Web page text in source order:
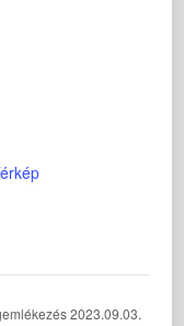
2023.09.03.